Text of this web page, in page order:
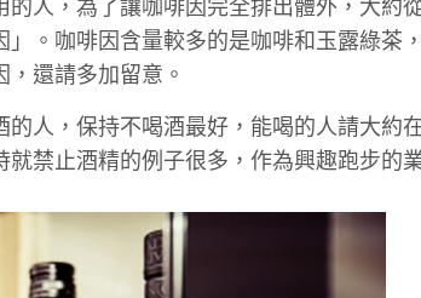
人，為了讓咖啡因完全排出體外，大約
。咖啡因含量較多的是咖啡和玉露綠茶
還請多加留意。
人，保持不喝酒最好，能喝的人請大約
禁止酒精的例子很多，作為興趣跑步的